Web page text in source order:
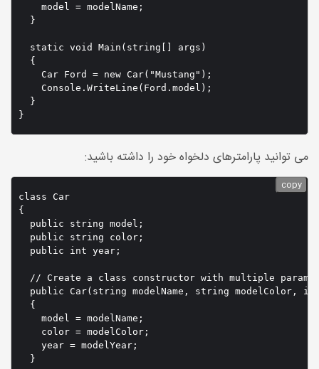
    model = modelName;
  }
  static void Main(string[] args)
  {
    Car Ford = new Car("Mustang");
    Console.WriteLine(Ford.model);
  }
}
می توانید پارامترهای دلخواه خود را داشته باشید:
class Car
{
  public string model;
  public string color;
  public int year;
// Create a class constructor with multiple
public Car(string modelName, string modelColor,
  {
    model = modelName;
    color = modelColor;
    year = modelYear;
  }
copy